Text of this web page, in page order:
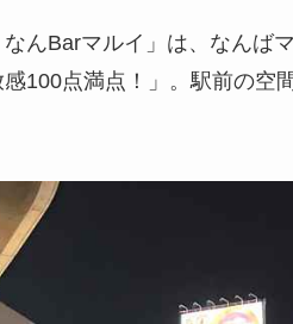
んBarマルイ」は、なんば
100点満点！」。駅前の空